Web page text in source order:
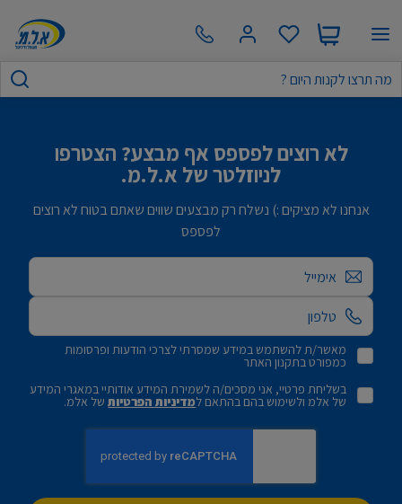
לא רוצים לפספס אף מבצע? הצטרפו
לניוזלטר של א.ל.מ.
אנחנו לא מציקים :) נשלח רק מבצעים שווים שאתם בטוח לא רוצים
לפספס
אימייל
מאשר/ת להשתמש במידע שמסרתי לצרכי הודעות ופרסומות
כמפורט בתקנון האתר
בשליחת פרטיי, אני מסכים/ה לשמירת המידע אודותיי במאגרי המידע
של אלמ ולשימוש בהם בהתאם למדיניות הפרטיותשל אלמ.